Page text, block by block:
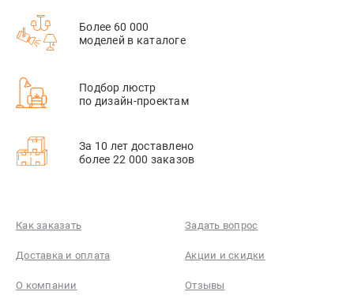
Более 60 000
моделей в каталоге
Подбор люстр
по дизайн-проектам
За 10 лет доставлено
более 22 000 заказов
Как заказать Задать вопрос
Доставка и оплата Акции и скидки
О компании Отзывы